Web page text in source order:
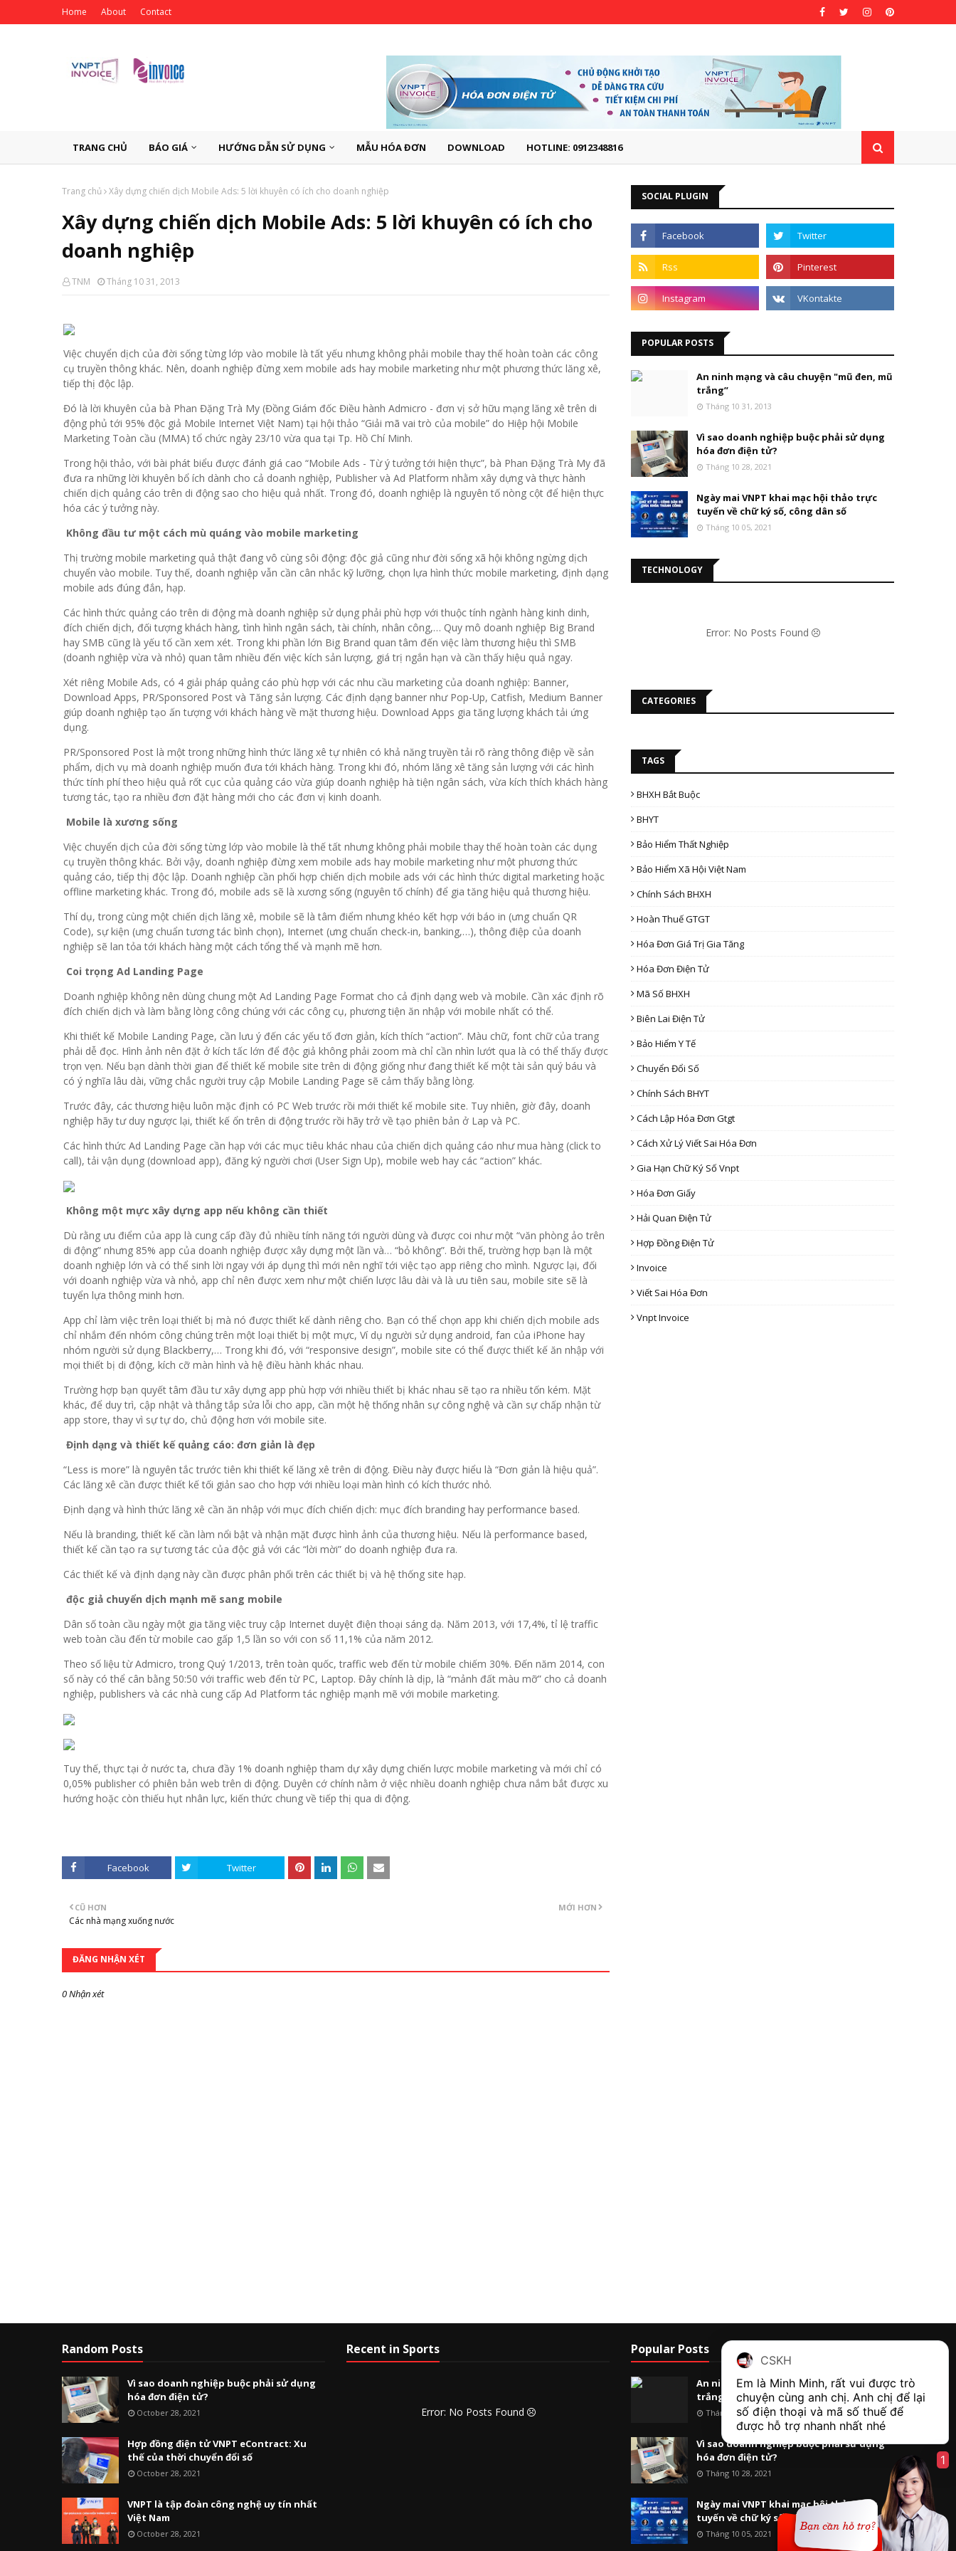
Home About Contact
TRANG CHỦ BÁO GIÁ HƯỚNG DẪN SỬ DỤNG MẪU HÓA ĐƠN DOWNLOAD HOTLINE: 0912348816
Trang chủ Xây dựng chiến dịch Mobile Ads: 5 lời khuyên có ích cho doanh nghiệp
Xây dựng chiến dịch Mobile Ads: 5 lời khuyên có ích cho
doanh nghiệp
TNM Tháng 10 31, 2013
Việc chuyển dịch của đời sống từng lớp vào mobile là tất yếu nhưng không phải mobile thay thế hoàn toàn các công
cụ truyền thông khác. Nên, doanh nghiệp đừng xem mobile ads hay mobile marketing như một phương thức lăng xê,
tiếp thị độc lập.
Đó là lời khuyên của bà Phan Đặng Trà My (Đồng Giám đốc Điều hành Admicro - đơn vị sở hữu mạng lăng xê trên di
động phủ tới 95% độc giả Mobile Internet Việt Nam) tại hội thảo “Giải mã vai trò của mobile” do Hiệp hội Mobile
Marketing Toàn cầu (MMA) tổ chức ngày 23/10 vừa qua tại Tp. Hồ Chí Minh.
Trong hội thảo, với bài phát biểu được đánh giá cao “Mobile Ads - Từ ý tưởng tới hiện thực”, bà Phan Đặng Trà My đã
đưa ra những lời khuyên bổ ích dành cho cả doanh nghiệp, Publisher và Ad Platform nhằm xây dựng và thực hành
chiến dịch quảng cáo trên di động sao cho hiệu quả nhất. Trong đó, doanh nghiệp là nguyên tố nòng cột để hiện thực
hóa các ý tưởng này.
Không đầu tư một cách mù quáng vào mobile marketing
Thị trường mobile marketing quả thật đang vô cùng sôi động: độc giả cũng như đời sống xã hội không ngừng dịch
chuyển vào mobile. Tuy thế, doanh nghiệp vẫn cần cân nhắc kỹ lưỡng, chọn lựa hình thức mobile marketing, định dạng
mobile ads đúng đắn, hạp.
Các hình thức quảng cáo trên di động mà doanh nghiệp sử dụng phải phù hợp với thuộc tính ngành hàng kinh dinh,
đích chiến dịch, đối tượng khách hàng, tình hình ngân sách, tài chính, nhân công,… Quy mô doanh nghiệp Big Brand
hay SMB cũng là yếu tố cần xem xét. Trong khi phần lớn Big Brand quan tâm đến việc làm thương hiệu thì SMB
(doanh nghiệp vừa và nhỏ) quan tâm nhiều đến việc kích sản lượng, giá trị ngắn hạn và cần thấy hiệu quả ngay.
Xét riêng Mobile Ads, có 4 giải pháp quảng cáo phù hợp với các nhu cầu marketing của doanh nghiệp: Banner,
Download Apps, PR/Sponsored Post và Tăng sản lượng. Các định dạng banner như Pop-Up, Catfish, Medium Banner
giúp doanh nghiệp tạo ấn tượng với khách hàng về mặt thương hiệu. Download Apps gia tăng lượng khách tải ứng
dụng.
PR/Sponsored Post là một trong những hình thức lăng xê tự nhiên có khả năng truyền tải rõ ràng thông điệp về sản
phẩm, dịch vụ mà doanh nghiệp muốn đưa tới khách hàng. Trong khi đó, nhóm lăng xê tăng sản lượng với các hình
thức tính phí theo hiệu quả rốt cục của quảng cáo vừa giúp doanh nghiệp hà tiện ngân sách, vừa kích thích khách hàng
tương tác, tạo ra nhiều đơn đặt hàng mới cho các đơn vị kinh doanh.
Mobile là xương sống
Việc chuyển dịch của đời sống từng lớp vào mobile là thế tất nhưng không phải mobile thay thế hoàn toàn các dụng
cụ truyền thông khác. Bởi vậy, doanh nghiệp đừng xem mobile ads hay mobile marketing như một phương thức
quảng cáo, tiếp thị độc lập. Doanh nghiệp cần phối hợp chiến dịch mobile ads với các hình thức digital marketing hoặc
offline marketing khác. Trong đó, mobile ads sẽ là xương sống (nguyên tố chính) để gia tăng hiệu quả thương hiệu.
Thí dụ, trong cùng một chiến dịch lăng xê, mobile sẽ là tâm điểm nhưng khéo kết hợp với báo in (ưng chuẩn QR
Code), sự kiện (ưng chuẩn tương tác bình chọn), Internet (ưng chuẩn check-in, banking,…), thông điệp của doanh
nghiệp sẽ lan tỏa tới khách hàng một cách tổng thể và mạnh mẽ hơn.
Coi trọng Ad Landing Page
Doanh nghiệp không nên dùng chung một Ad Landing Page Format cho cả định dạng web và mobile. Cần xác định rõ
đích chiến dịch và làm bằng lòng công chúng với các công cụ, phương tiện ăn nhập với mobile nhất có thể.
Khi thiết kế Mobile Landing Page, cần lưu ý đến các yếu tố đơn giản, kích thích “action”. Màu chữ, font chữ của trang
phải dễ đọc. Hình ảnh nên đặt ở kích tấc lớn để độc giả không phải zoom mà chỉ cần nhìn lướt qua là có thể thấy được
trọn vẹn. Nếu bạn dành thời gian để thiết kế mobile site trên di động giống như đang thiết kế một tài sản quý báu và
có ý nghĩa lâu dài, vững chắc người truy cập Mobile Landing Page sẽ cảm thấy bằng lòng.
Trước đây, các thương hiệu luôn mặc định có PC Web trước rồi mới thiết kế mobile site. Tuy nhiên, giờ đây, doanh
nghiệp hãy tư duy ngược lại, thiết kế ổn trên di động trước rồi hãy trở về tạo phiên bản ở Lap và PC.
Các hình thức Ad Landing Page cần hạp với các mục tiêu khác nhau của chiến dịch quảng cáo như mua hàng (click to
call), tải vận dụng (download app), đăng ký người chơi (User Sign Up), mobile web hay các “action” khác.
Không một mực xây dựng app nếu không cần thiết
Dù rằng ưu điểm của app là cung cấp đầy đủ nhiều tính năng tới người dùng và được coi như một “văn phòng ảo trên
di động” nhưng 85% app của doanh nghiệp được xây dựng một lần và… “bỏ không”. Bởi thế, trường hợp bạn là một
doanh nghiệp lớn và có thể sinh lời ngay với áp dụng thì mới nên nghĩ tới việc tạo app riêng cho mình. Ngược lại, đối
với doanh nghiệp vừa và nhỏ, app chỉ nên được xem như một chiến lược lâu dài và là ưu tiên sau, mobile site sẽ là
tuyển lựa thông minh hơn.
App chỉ làm việc trên loại thiết bị mà nó được thiết kế dành riêng cho. Bạn có thể chọn app khi chiến dịch mobile ads
chỉ nhắm đến nhóm công chúng trên một loại thiết bị một mực, Ví dụ người sử dụng android, fan của iPhone hay
nhóm người sử dụng Blackberry,… Trong khi đó, với “responsive design”, mobile site có thể được thiết kế ăn nhập với
mọi thiết bị di động, kích cỡ màn hình và hệ điều hành khác nhau.
Trường hợp bạn quyết tâm đầu tư xây dựng app phù hợp với nhiều thiết bị khác nhau sẽ tạo ra nhiều tốn kém. Mặt
khác, để duy trì, cập nhật và thẳng tắp sửa lỗi cho app, cần một hệ thống nhân sự công nghệ và cần sự chấp nhận từ
app store, thay vì sự tự do, chủ động hơn với mobile site.
Định dạng và thiết kế quảng cáo: đơn giản là đẹp
“Less is more” là nguyên tắc trước tiên khi thiết kế lăng xê trên di động. Điều này được hiểu là “Đơn giản là hiệu quả”.
Các lăng xê cần được thiết kế tối giản sao cho hợp với nhiều loại màn hình có kích thước nhỏ.
Định dạng và hình thức lăng xê cần ăn nhập với mục đích chiến dịch: mục đích branding hay performance based.
Nếu là branding, thiết kế cần làm nổi bật và nhận mặt được hình ảnh của thương hiệu. Nếu là performance based,
thiết kế cần tạo ra sự tương tác của độc giả với các “lời mời” do doanh nghiệp đưa ra.
Các thiết kế và định dạng này cần được phân phối trên các thiết bị và hệ thống site hạp.
độc giả chuyển dịch mạnh mẽ sang mobile
Dân số toàn cầu ngày một gia tăng việc truy cập Internet duyệt điện thoại sáng dạ. Năm 2013, với 17,4%, tỉ lệ traffic
web toàn cầu đến từ mobile cao gấp 1,5 lần so với con số 11,1% của năm 2012.
Theo số liệu từ Admicro, trong Quý 1/2013, trên toàn quốc, traffic web đến từ mobile chiếm 30%. Đến năm 2014, con
số này có thể cân bằng 50:50 với traffic web đến từ PC, Laptop. Đây chính là dịp, là “mảnh đất màu mỡ” cho cả doanh
nghiệp, publishers và các nhà cung cấp Ad Platform tác nghiệp mạnh mẽ với mobile marketing.
Tuy thế, thực tại ở nước ta, chưa đầy 1% doanh nghiệp tham dự xây dựng chiến lược mobile marketing và mới chỉ có
0,05% publisher có phiên bản web trên di động. Duyên cớ chính nằm ở việc nhiều doanh nghiệp chưa nắm bắt được xu
hướng hoặc còn thiếu hụt nhân lực, kiến thức chung về tiếp thị qua di động.
Facebook Twitter
MỚI HƠN
CŨ HƠN
Các nhà mạng xuống nước
ĐĂNG NHẬN XÉT
0 Nhận xét
SOCIAL PLUGIN
POPULAR POSTS
An ninh mạng và câu chuyện "mũ đen, mũ
trắng”
Tháng 10 31, 2013
Vì sao doanh nghiệp buộc phải sử dụng
hóa đơn điện tử?
Tháng 10 28, 2021
Ngày mai VNPT khai mạc hội thảo trực
tuyến về chữ ký số, công dân số
Tháng 10 05, 2021
TECHNOLOGY
Error: No Posts Found
CATEGORIES
TAGS
BHXH Bắt Buộc
BHYT
Bảo Hiểm Thất Nghiệp
Bảo Hiểm Xã Hội Việt Nam
Chính Sách BHXH
Hoàn Thuế GTGT
Hóa Đơn Giá Trị Gia Tăng
Hóa Đơn Điện Tử
Mã Số BHXH
Biên Lai Điện Tử
Bảo Hiểm Y Tế
Chuyển Đổi Số
Chính Sách BHYT
Cách Lập Hóa Đơn Gtgt
Cách Xử Lý Viết Sai Hóa Đơn
Gia Hạn Chữ Ký Số Vnpt
Hóa Đơn Giấy
Hải Quan Điện Tử
Hợp Đồng Điện Tử
Invoice
Viết Sai Hóa Đơn
Vnpt Invoice
Random Posts
Vì sao doanh nghiệp buộc phải sử dụng
hóa đơn điện tử?
October 28, 2021
Hợp đồng điện tử VNPT eContract: Xu
thế của thời chuyển đổi số
October 28, 2021
VNPT là tập đoàn công nghệ uy tín nhất
Việt Nam
October 28, 2021
Recent in Sports
Error: No Posts Found
Popular Posts
An ninh mạng và câu chuyện "mũ đen, mũ
trắng”
Tháng 10 31, 2013
Vì sao doanh nghiệp buộc phải sử dụng
hóa đơn điện tử?
Tháng 10 28, 2021
Ngày mai VNPT khai mạc hội thảo trực
tuyến về chữ ký số, công dân số
Tháng 10 05, 2021
CSKH
Em là Minh Minh, rất vui được trò
chuyện cùng anh chị. Anh chị để lại
số điện thoại và mã số thuế để
được hỗ trợ nhanh nhất nhé
1